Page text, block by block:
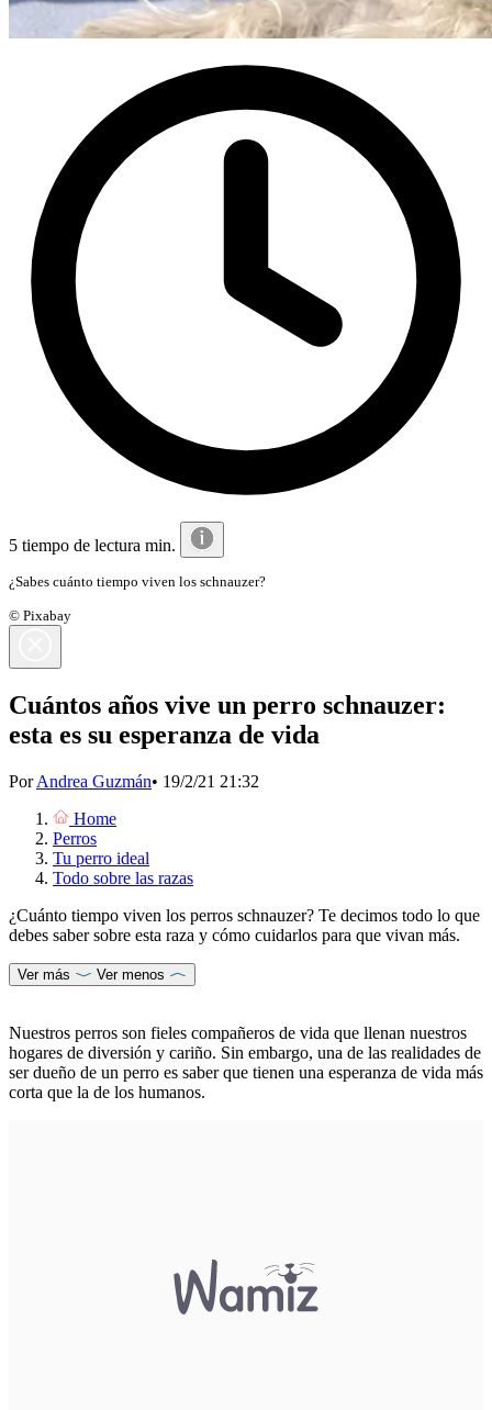
5 tiempo de lectura min.
¿Sabes cuánto tiempo viven los schnauzer?
© Pixabay
Cuántos años vive un perro schnauzer:
esta es su esperanza de vida
PorAndrea Guzmán• 19/2/21 21:32
Home
Perros
Tu perro ideal
Todo sobre las razas
¿Cuánto tiempo viven los perros schnauzer? Te decimos todo lo que
debes saber sobre esta raza y cómo cuidarlos para que vivan más.
Ver más Ver menos
Nuestros perros son fieles compañeros de vida que llenan nuestros
hogares de diversión y cariño. Sin embargo, una de las realidades de
ser dueño de un perro es saber que tienen una esperanza de vida más
corta que la de los humanos.